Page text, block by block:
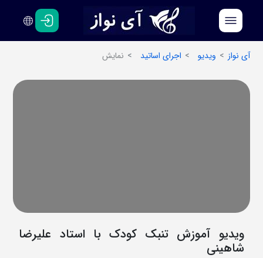
فارسی
انگلیسی
آی نواز
ویدیو اجرای اساتید نمایش
ویدیو آموزش تنبک کودک با استاد علیرضا
شاهینی